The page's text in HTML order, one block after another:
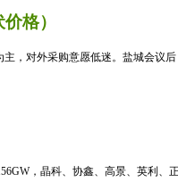
格）
，对外采购意愿低迷。盐城会议
，晶科、协鑫、高景、英利、